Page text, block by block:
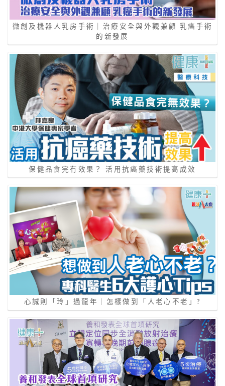
微創及機器人乳房手術｜治療安全與外觀兼顧 乳癌手術
的新發展
保健品食完冇效果？ 活用抗癌藥技術提高成效
心誠則「玲」過龍年｜怎樣做到「⼈老⼼不老」?